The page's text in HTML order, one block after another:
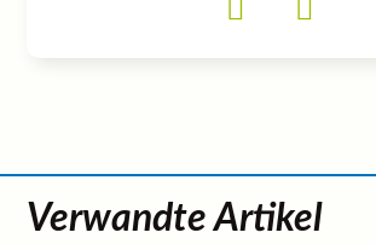
Verwandte Artikel